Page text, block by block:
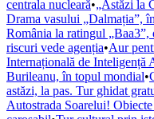
centrala nucleară•„Astăzi la
Drama vasului „Dalmația”,
România la ratingul „Baa3”,
riscuri vede agenția•Aur
Internațională de
Burileanu, în topul mondial•
astăzi, la pas. Tur ghidat
Autostrada Soarelui!